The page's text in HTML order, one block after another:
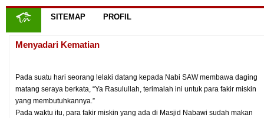
SITEMAP PROFIL
Menyadari Kematian
Pada suatu hari seorang lelaki datang kepada Nabi SAW membawa daging
matang seraya berkata, “Ya Rasulullah, terimalah ini untuk para fakir miskin
yang membutuhkannya.”
Pada waktu itu, para fakir miskin yang ada di Masjid Nabawi sudah makan